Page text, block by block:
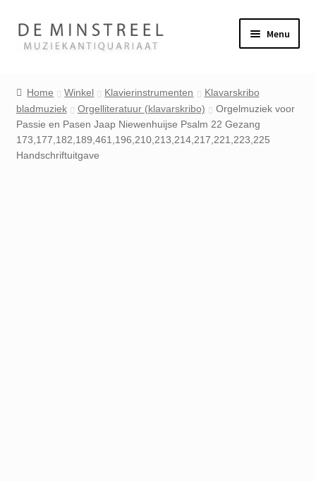
Ga
door
Ga
naar
Menu
Contact
Veel gestelde vragen
Home Winkel Klavierinstrumenten
Klavarskribo
bladmuziek
Orgelliteratuur (klavarskribo)
Orgelmuziek voor
Passie en Pasen Jaap Niewenhuijse Psalm 22 Gezang
173,177,182,189,461,196,210,213,214,217,221,223,225
Handschriftuitgave